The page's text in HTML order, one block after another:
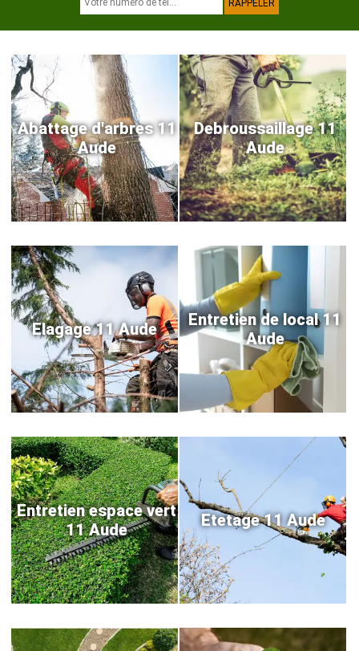
Abattage d'arbres 11
Aude
Debroussaillage 11
Aude
Elagage 11 Aude
Entretien de local 11
Aude
Entretien espace vert
11 Aude
Etetage 11 Aude